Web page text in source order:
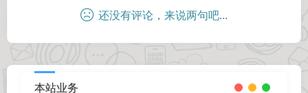
还没有评论，来说两句吧...
本站业务